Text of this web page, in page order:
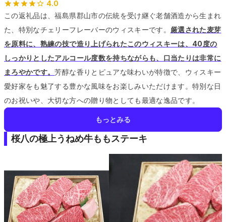
4.0
この返礼品は、福島県郡山市の伝統を受け継ぐ老舗酒造から生まれ
た、特別なチェリーフレーバーのウィスキーです。 厳選された麦芽
を原料に、熟練の技で造り上げられたこのウィスキーは、40度の
しっかりとしたアルコール度数を持ちながらも、口当たりは非常に
まろやかです。芳醇な香りとピュアな味わいが特徴で、ウィスキー
愛好家をも魅了する豊かな風味をお楽しみいただけます。特別な日
のお祝いや、大切な方への贈り物としても最適な逸品です。
もっとみる
桜八の極上うねめ牛ももステーキ